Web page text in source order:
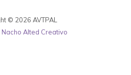
© 2026 AVTPAL
Nacho Alted Creativo